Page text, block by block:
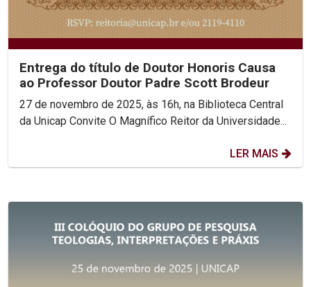
Entrega do título de Doutor Honoris Causa
ao Professor Doutor Padre Scott Brodeur
27 de novembro de 2025, às 16h, na Biblioteca Central
da Unicap Convite O Magnífico Reitor da Universidade...
LER MAIS